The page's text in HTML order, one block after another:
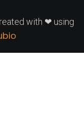
with ❤ using